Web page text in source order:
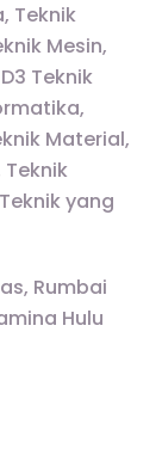
Teknik
Mesin,
Teknik
Material,
yang
Rumbai
Hulu